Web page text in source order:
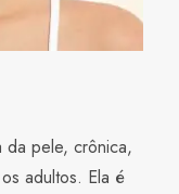
da pele, crônica,
adultos. Ela é